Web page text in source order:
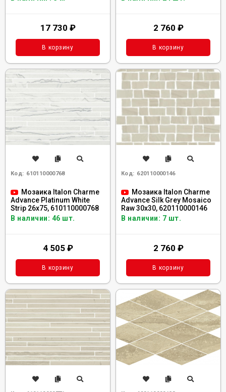
17 730 ₽
В корзину
2 760 ₽
В корзину
Код: 610110000768
Мозаика Italon Charme
Advance Platinum White
Strip 26x75, 610110000768
В наличии: 46 шт.
4 505 ₽
В корзину
Код: 620110000146
Мозаика Italon Charme
Advance Silk Grey Mosaico
Raw 30x30, 620110000146
В наличии: 7 шт.
2 760 ₽
В корзину